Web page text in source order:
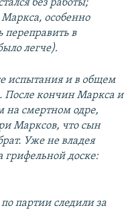
без работы;
особенно
переправить в
легче).
испытания и в общем
кончин Маркса и
на смертном одре,
Марксов, что сын
Уже не владея
грифельной доске:
партии следили за